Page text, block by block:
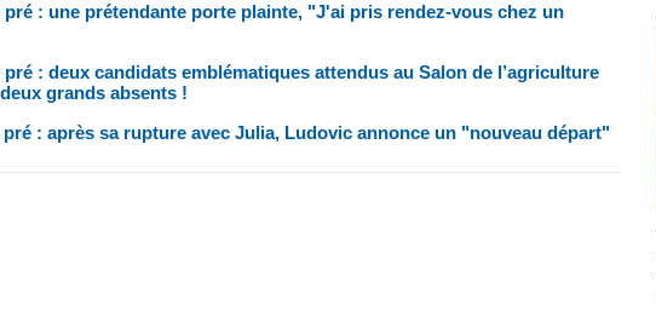
: une prétendante porte plainte, "J'ai pris rendez-vous chez un
: deux candidats emblématiques attendus au Salon de l’agriculture
grands absents !
pré : après sa rupture avec Julia, Ludovic annonce un "nouveau départ"